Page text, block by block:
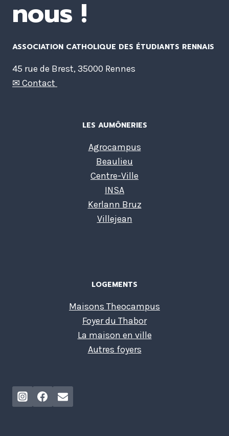
nous !
ASSOCIATION CATHOLIQUE DES ÉTUDIANTS RENNAIS
45 rue de Brest, 35000 Rennes
✉ Contact
LES AUMÔNERIES
Agrocampus
Beaulieu
Centre-Ville
INSA
Kerlann Bruz
Villejean
LOGEMENTS
Maisons Theocampus
Foyer du Thabor
La maison en ville
Autres foyers